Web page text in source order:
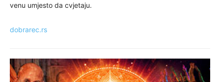
venu umjesto da cvjetaju.
dobrarec.rs